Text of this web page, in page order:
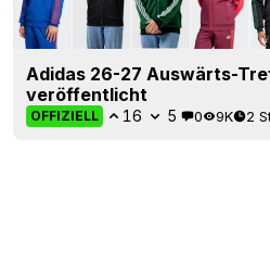
Adidas 26-27 Auswärts-
veröffentlicht
OFFIZIELL 16 5 0 9K 2